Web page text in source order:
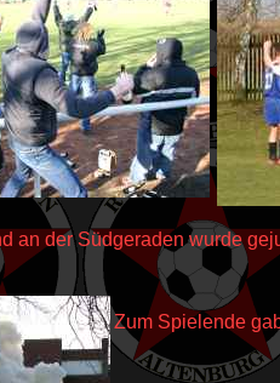
an der Südgeraden wurde
Zum Spielende